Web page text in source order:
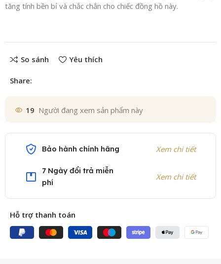
tăng tính bền bỉ và chắc chắn cho chiếc đồng hồ này.
So sánh Yêu thích
Share:
19 Người đang xem sản phẩm này
Bảo hành chính hãng Xem chi tiết
7 Ngày đổi trả miễn
phí
Xem chi tiết
Hỗ trợ thanh toán